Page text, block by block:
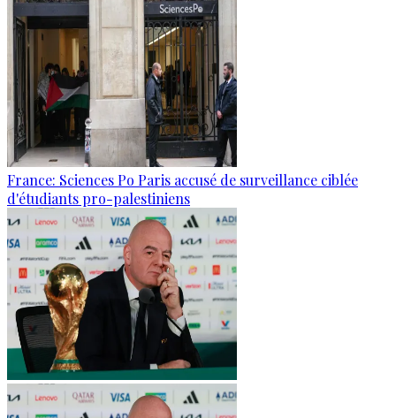
France: Sciences Po Paris accusé de surveillance ciblée
d'étudiants pro-palestiniens